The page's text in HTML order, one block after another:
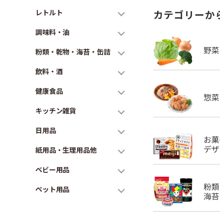
レトルト
調味料・油
粉類・乾物・海苔・缶詰
飲料・酒
健康食品
キッチン雑貨
日用品
紙用品・生理用品他
ベビー用品
ペット用品
カテゴリーか